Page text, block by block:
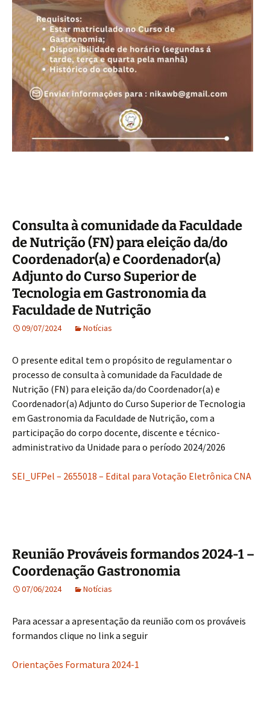
Consulta à comunidade da Faculdade
de Nutrição (FN) para eleição da/do
Coordenador(a) e Coordenador(a)
Adjunto do Curso Superior de
Tecnologia em Gastronomia da
Faculdade de Nutrição
09/07/2024 Notícias
O presente edital tem o propósito de regulamentar o
processo de consulta à comunidade da Faculdade de
Nutrição (FN) para eleição da/do Coordenador(a) e
Coordenador(a) Adjunto do Curso Superior de Tecnologia
em Gastronomia da Faculdade de Nutrição, com a
participação do corpo docente, discente e técnico-
administrativo da Unidade para o período 2024/2026
SEI_UFPel – 2655018 – Edital para Votação Eletrônica CNA
Reunião Prováveis formandos 2024-1 –
Coordenação Gastronomia
07/06/2024 Notícias
Para acessar a apresentação da reunião com os prováveis
formandos clique no link a seguir
Orientações Formatura 2024-1